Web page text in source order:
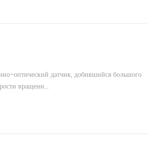
оптический датчик, добившийся большого
вращени...